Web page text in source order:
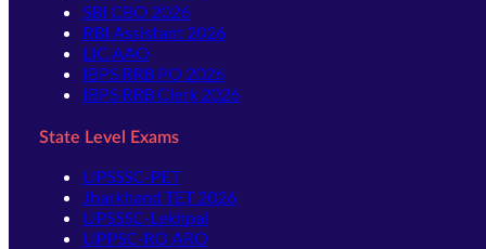
SBI CBO 2026
RBI Assistant 2026
LIC AAO
IBPS RRB PO 2026
IBPS RRB Clerk 2026
State Level Exams
UPSSSC-PET
Jharkhand TET 2026
UPSSSC-Lekhpal
UPPSC-RO ARO